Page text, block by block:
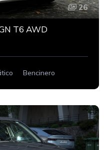
26
T6 AWD
Bencinero